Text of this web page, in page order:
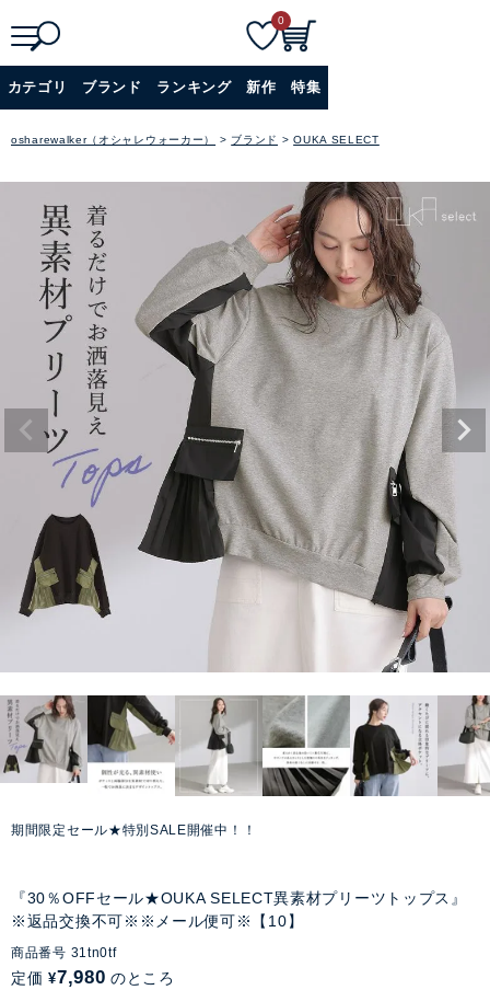
検索
0
カテゴリ ブランド ランキング 新作 特集
osharewalker（オシャレウォーカー） ブランド OUKA SELECT
期間限定セール★特別SALE開催中！！
『30％OFFセール★OUKA SELECT異素材プリーツトップス』
※返品交換不可※※メール便可※【10】
商品番号 31tn0tf
定価 ¥7,980 のところ